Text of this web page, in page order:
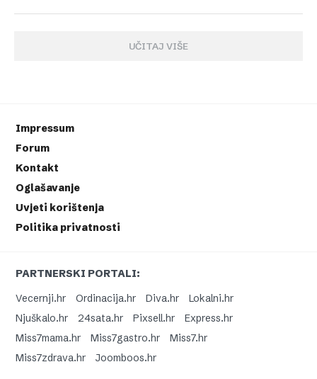
UČITAJ VIŠE
Impressum
Forum
Kontakt
Oglašavanje
Uvjeti korištenja
Politika privatnosti
PARTNERSKI PORTALI:
Vecernji.hr
Ordinacija.hr Diva.hr
Lokalni.hr
Njuškalo.hr
24sata.hr Pixsell.hr
Express.hr
Miss7mama.hr
Miss7gastro.hr
Miss7.hr
Miss7zdrava.hr
Joomboos.hr